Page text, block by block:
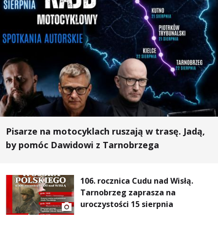
Pisarze na motocyklach ruszają w trasę. Jadą,
by pomóc Dawidowi z Tarnobrzega
106. rocznica Cudu nad Wisłą.
Tarnobrzeg zaprasza na
uroczystości 15 sierpnia